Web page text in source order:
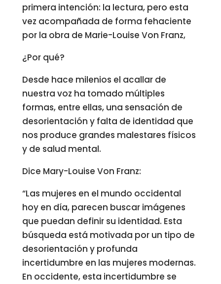
primera intención: la lectura, pero esta
vez acompañada de forma fehaciente
por la obra de Marie-Louise Von Franz,
¿Por qué?
Desde hace milenios el acallar de
nuestra voz ha tomado múltiples
formas, entre ellas, una sensación de
desorientación y falta de identidad que
nos produce grandes malestares físicos
y de salud mental.
Dice Mary-Louise Von Franz:
“Las mujeres en el mundo occidental
hoy en día, parecen buscar imágenes
que puedan definir su identidad. Esta
búsqueda está motivada por un tipo de
desorientación y profunda
incertidumbre en las mujeres modernas.
En occidente, esta incertidumbre se